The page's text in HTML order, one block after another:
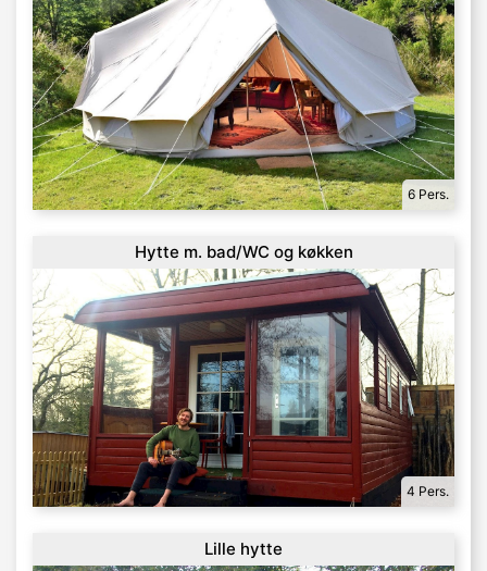
6 Pers.
Hytte m. bad/WC og køkken
4 Pers.
Lille hytte